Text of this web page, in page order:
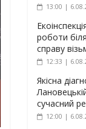
13:00 |
роботи
справу
12:33 |
Якісна
сучасний
12:00 |